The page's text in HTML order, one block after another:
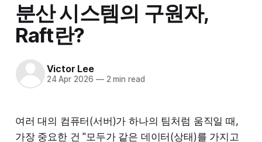
분산 시스템의 구원자,
Raft란?
Victor Lee
24 Apr 2026 —2 min read
여러 대의 컴퓨터(서버)가 하나의 팀처럼 움직일 때,
가장 중요한 건 "모두가 같은 데이터(상태)를 가지고